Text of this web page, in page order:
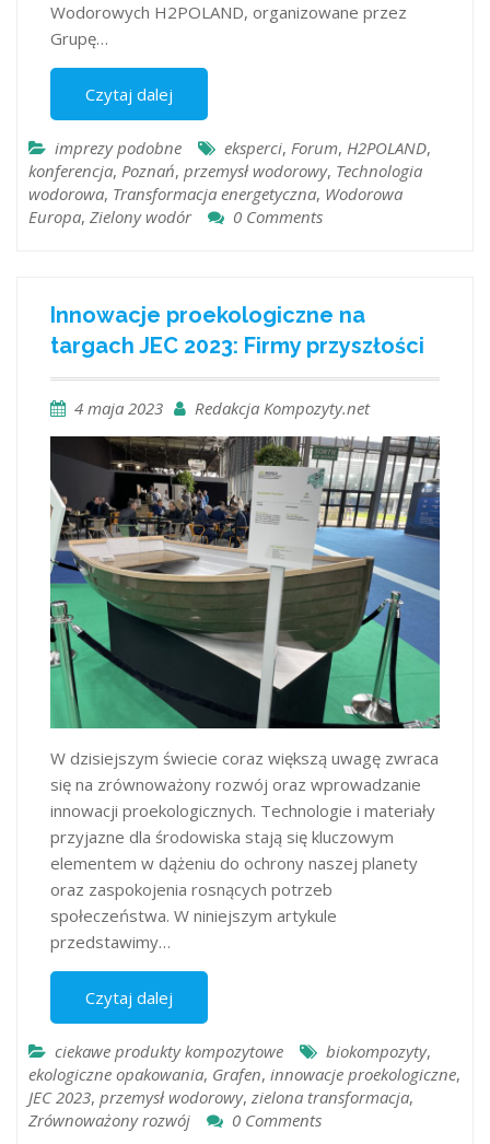
Wodorowych H2POLAND, organizowane przez
Grupę…
Czytaj dalej
imprezy podobne eksperci, Forum, H2POLAND,
konferencja, Poznań, przemysł wodorowy, Technologia
wodorowa, Transformacja energetyczna, Wodorowa
Europa, Zielony wodór 0 Comments
Innowacje proekologiczne na
targach JEC 2023: Firmy przyszłości
4 maja 2023 Redakcja Kompozyty.net
W dzisiejszym świecie coraz większą uwagę zwraca
się na zrównoważony rozwój oraz wprowadzanie
innowacji proekologicznych. Technologie i materiały
przyjazne dla środowiska stają się kluczowym
elementem w dążeniu do ochrony naszej planety
oraz zaspokojenia rosnących potrzeb
społeczeństwa. W niniejszym artykule
przedstawimy…
Czytaj dalej
ciekawe produkty kompozytowe biokompozyty,
ekologiczne opakowania, Grafen, innowacje proekologiczne,
JEC 2023, przemysł wodorowy, zielona transformacja,
Zrównoważony rozwój
0 Comments